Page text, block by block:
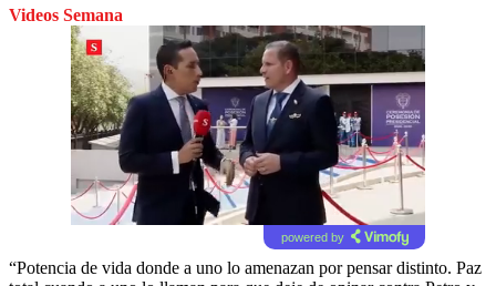
Videos Semana
powered by
“Potencia de vida donde a uno lo amenazan por pensar distinto. Paz